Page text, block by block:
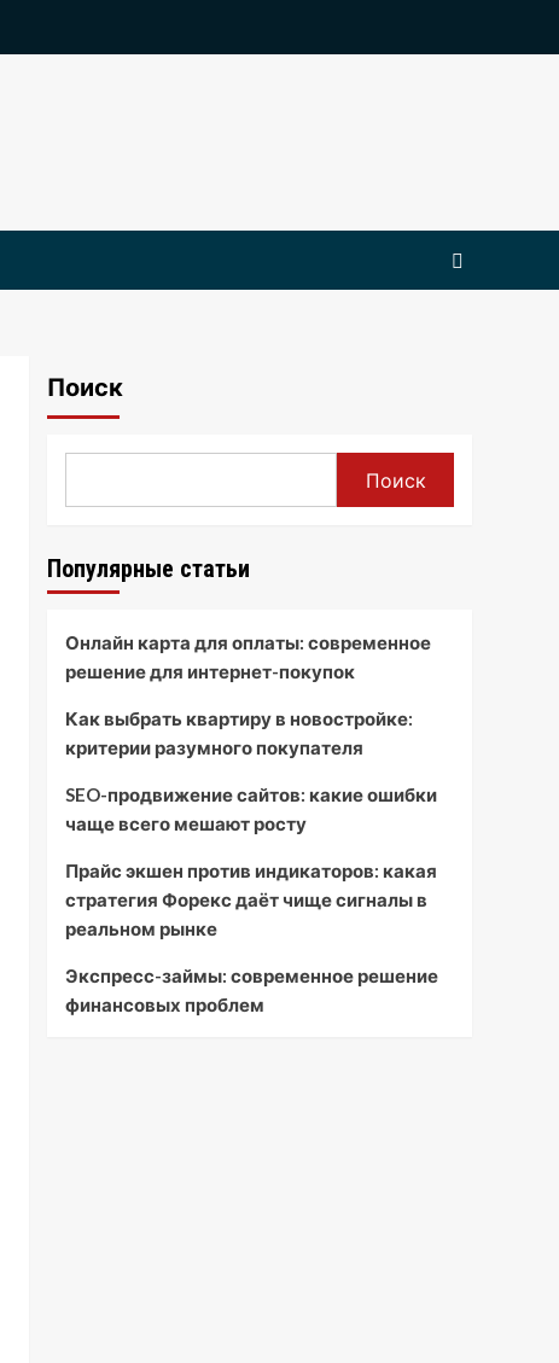
Поиск
Поиск
Популярные статьи
Онлайн карта для оплаты: современное
решение для интернет-покупок
Как выбрать квартиру в новостройке:
критерии разумного покупателя
SEO-продвижение сайтов: какие ошибки
чаще всего мешают росту
Прайс экшен против индикаторов: какая
стратегия Форекс даёт чище сигналы в
реальном рынке
Экспресс-займы: современное решение
финансовых проблем